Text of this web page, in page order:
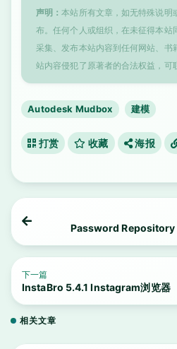
声明：本站所有文章，如无特殊说明
布。任何个人或组织，在未征得本站
采集、发布本站内容到任何网站、书
站内容侵犯了原著者的合法权益，可
Autodesk Mudbox 建模
打赏 收藏 海报
Password Repository
下一篇
InstaBro 5.4.1 Instagram浏览器
相关文章